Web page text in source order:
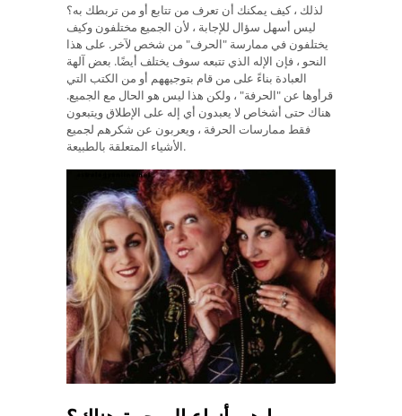
لذلك ، كيف يمكنك أن تعرف من تتابع أو من تربطك به؟
ليس أسهل سؤال للإجابة ، لأن الجميع مختلفون وكيف
يختلفون في ممارسة "الحرف" من شخص لآخر. على هذا
النحو ، فإن الإله الذي تتبعه سوف يختلف أيضًا. بعض آلهة
العبادة بناءً على من قام بتوجيههم أو من الكتب التي
قرأوها عن "الحرفة" ، ولكن هذا ليس هو الحال مع الجميع.
هناك حتى أشخاص لا يعبدون أي إله على الإطلاق ويتبعون
فقط ممارسات الحرفة ، ويعربون عن شكرهم لجميع
الأشياء المتعلقة بالطبيعة.